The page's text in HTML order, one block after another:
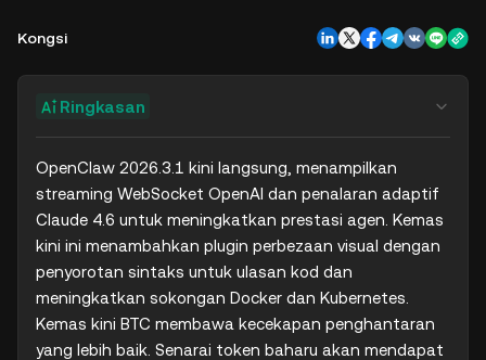
Kongsi
Ringkasan
OpenClaw 2026.3.1 kini langsung, menampilkan
streaming WebSocket OpenAI dan penalaran adaptif
Claude 4.6 untuk meningkatkan prestasi agen. Kemas
kini ini menambahkan plugin perbezaan visual dengan
penyorotan sintaks untuk ulasan kod dan
meningkatkan sokongan Docker dan Kubernetes.
Kemas kini BTC membawa kecekapan penghantaran
yang lebih baik. Senarai token baharu akan mendapat